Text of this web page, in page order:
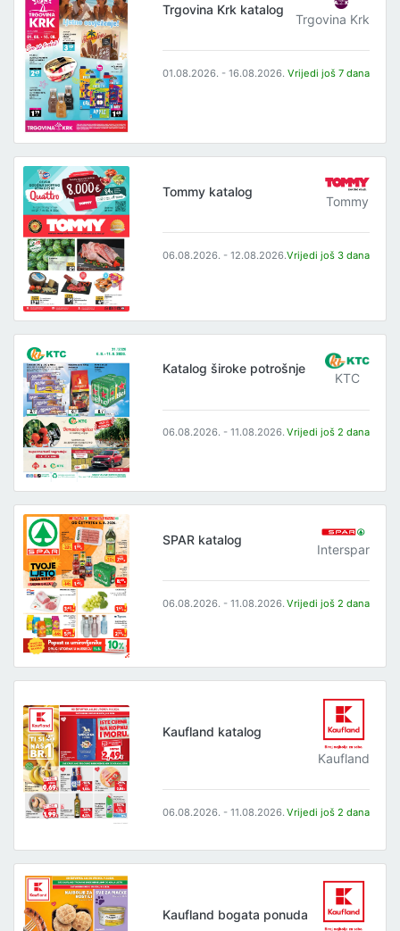
Trgovina Krk katalog
Trgovina Krk
01.08.2026. - 16.08.2026. Vrijedi još 7 dana
Tommy katalog
Tommy
06.08.2026. - 12.08.2026.Vrijedi još 3 dana
Katalog široke potrošnje
KTC
06.08.2026. - 11.08.2026. Vrijedi još 2 dana
SPAR katalog
Interspar
06.08.2026. - 11.08.2026. Vrijedi još 2 dana
Kaufland katalog
Kaufland
06.08.2026. - 11.08.2026. Vrijedi još 2 dana
Kaufland bogata ponuda